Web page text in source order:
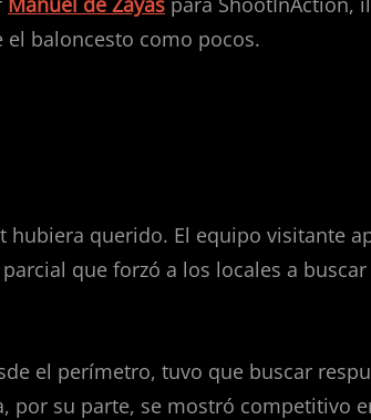
el baloncesto como pocos.
hubiera querido. El equipo visitante
que forzó a los locales a
el perímetro, tuvo que buscar
por su parte, se mostró competitivo